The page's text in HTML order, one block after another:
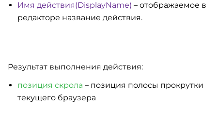
Имя действия(DisplayName) – отображаемое в
редакторе название действия.
Результат выполнения действия:
позиция скрола – позиция полосы прокрутки
текущего браузера